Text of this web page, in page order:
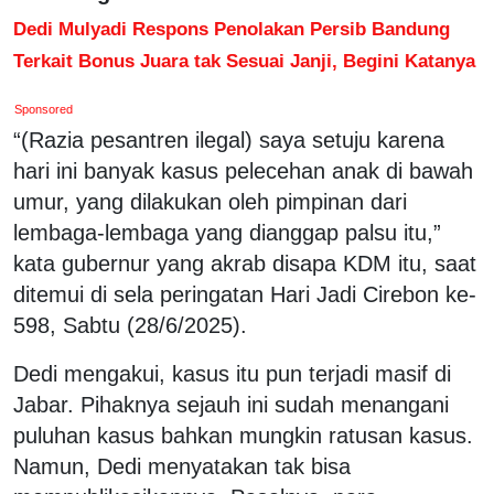
Dedi Mulyadi Respons Penolakan Persib Bandung
Terkait Bonus Juara tak Sesuai Janji, Begini Katanya
Sponsored
“(Razia pesantren ilegal) saya setuju karena
hari ini banyak kasus pelecehan anak di bawah
umur, yang dilakukan oleh pimpinan dari
lembaga-lembaga yang dianggap palsu itu,”
kata gubernur yang akrab disapa KDM itu, saat
ditemui di sela peringatan Hari Jadi Cirebon ke-
598, Sabtu (28/6/2025).
Dedi mengakui, kasus itu pun terjadi masif di
Jabar. Pihaknya sejauh ini sudah menangani
puluhan kasus bahkan mungkin ratusan kasus.
Namun, Dedi menyatakan tak bisa